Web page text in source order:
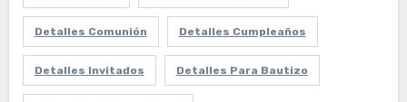
Detalles Comunión Detalles Cumpleaños
Detalles Invitados Detalles Para Bautizo